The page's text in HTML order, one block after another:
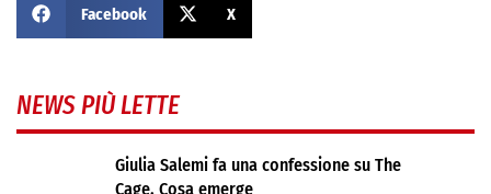
Facebook X
NEWS PIÙ LETTE
Giulia Salemi fa una confessione su The
Cage. Cosa emerge